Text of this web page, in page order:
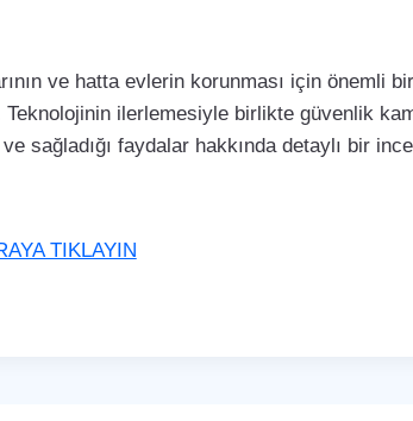
ve hatta evlerin korunması için önemli
ilerlemesiyle birlikte güvenlik
sağladığı faydalar hakkında detaylı bir
TIKLAYIN